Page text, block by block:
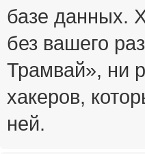
базе данных.
без вашего
Трамвай», ни
хакеров,
ней.